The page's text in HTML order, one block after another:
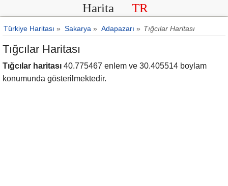
Harita TR
Türkiye Haritası » Sakarya » Adapazarı » Tığcılar Haritası
Tığcılar Haritası
Tığcılar haritası 40.775467 enlem ve 30.405514 boylam
konumunda gösterilmektedir.